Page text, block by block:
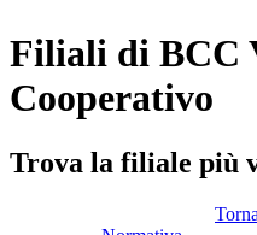
Filiali di BCC
Cooperativo
Trova la filiale più